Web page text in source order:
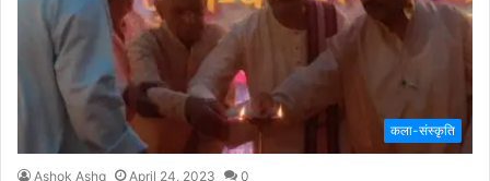
कला-संस्कृति
Ashok Ashq April 24, 2023 0